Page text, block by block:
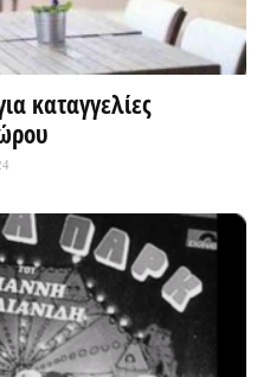
καταγγελίες